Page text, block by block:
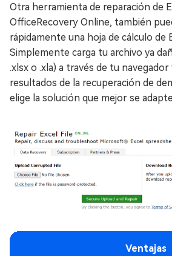
Otra herramienta de reparación de
OfficeRecovery Online, también
rápidamente una hoja de cálculo de
Simplemente carga tu archivo ya
.xlsx o .xla) a través de tu
resultados de la recuperación de
elige la solución que mejor se
Ventajas